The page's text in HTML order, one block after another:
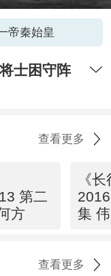
帝秦始皇
士困守阵
查看更多
第二
方
《
集
查看更多